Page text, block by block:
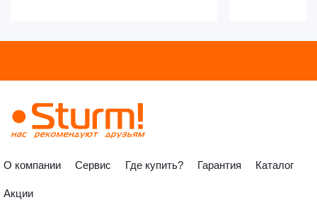
О компании Сервис Где купить? Гарантия Каталог
Акции